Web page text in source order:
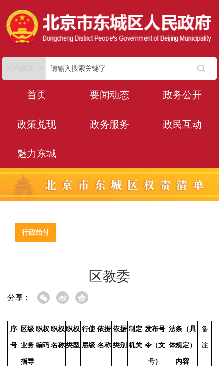
首页 要闻动态 政务公开
政策兑现 政务服务 政民互动
魅力东城
行政给付
区教委
分享：
序
号
区级
业务
指导
职权
编码
职权
名称
职权
类型
行使
层级
依据
名称
依据
类别
制定
机关
发布号
令（文
号）
法条（具
体规定）
内容
备
注